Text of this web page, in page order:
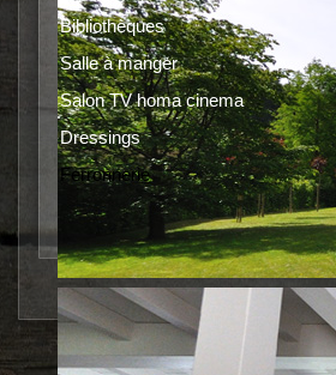
Bibliothèques
Salle à manger
Salon TV homa cinema
Dressings
Ferronnerie